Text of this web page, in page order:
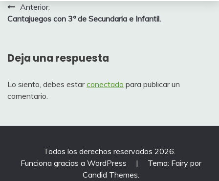
Navegación
de
Anterior:
Cantajuegos con 3º de Secundaria e Infantil.
Deja una respuesta
Lo siento, debes estarconectado para publicar un
comentario.
Todos los derechos reservados 2026.
Funciona gracias a WordPress
|
Tema: Fairy por
Candid Themes